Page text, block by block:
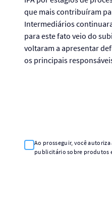
que mais contribuíram
Intermediários
para este fato veio do
voltaram a apresentar
os principais
Ao prosseguir, você autoriza
publicitário sobre produtos e